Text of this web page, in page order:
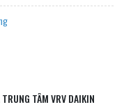
TÂM VRV DAIKIN